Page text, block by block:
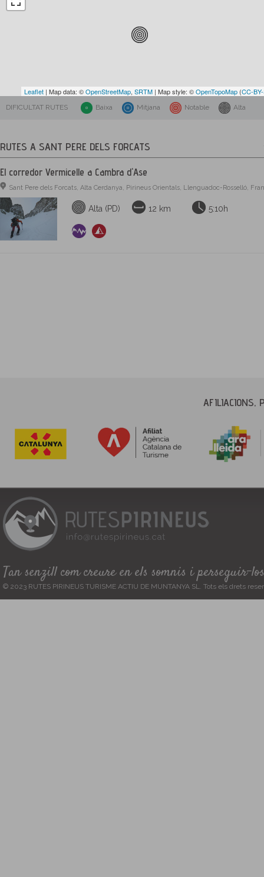
Leaflet | Map data: ©OpenStreetMap, SRTM | Map style: ©OpenTopoMap (CC-
DIFICULTAT RUTES Baixa Mitjana Notable Alta
RUTES A SANT PERE DELS FORCATS
El corredor Vermicelle a Cambra d'Ase
Sant Pere dels Forcats, Alta Cerdanya, Pirineus Orientals, Llenguadoc-Rosselló,
Alta (PD) 12 km 5:10h
AFILIACIONS,
Tan senzill com creure en els somnis i perseguir-los
© 2023 RUTES PIRINEUS TURISME ACTIU DE MUNTANYA SL. Tots els drets